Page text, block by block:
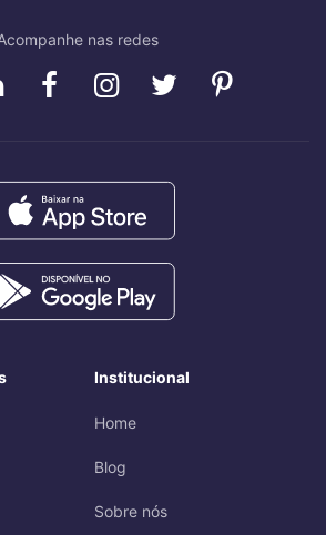
nas redes
Institucional
Home
Blog
Sobre nós